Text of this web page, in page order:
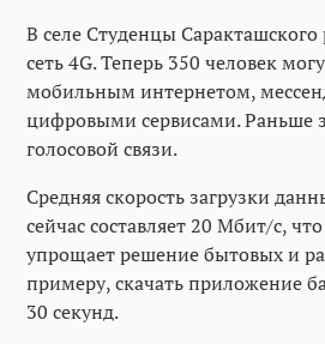
В селе Студенцы
сеть 4G. Теперь 350 человек
мобильным интернетом,
цифровыми сервисами. Раньше
голосовой связи.
Средняя скорость загрузки
сейчас составляет 20 Мбит/c,
упрощает решение бытовых и
примеру, скачать приложение
30 секунд.